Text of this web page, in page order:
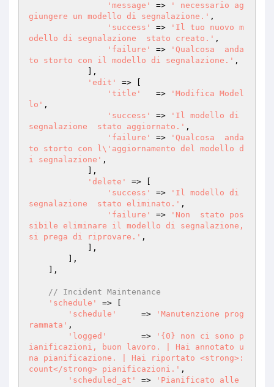
'message'
=>
' necessario ag
giungere un modello di segnalazione.' ,
'success'
=>
'Il tuo nuovo m
odello di segnalazione  stato creato.' ,
'failure'
=>
'Qualcosa  anda
to storto con il modello di segnalazione.' ,
'edit'
=> [
'title'
   =>
'Modifica Model
lo' ,
'success'
=>
'Il modello di
segnalazione  stato aggiornato.' ,
'failure'
=>
'Qualcosa  anda
to storto con l\'aggiornamento del modello d
i segnalazione' ,
'delete'
=> [
'success'
=>
'Il modello di
segnalazione  stato eliminato.' ,
'failure'
=>
'Non  stato pos
sibile eliminare il modello di segnalazione,
si prega di riprovare.' ,
// Incident Maintenance
'schedule'
=> [
'schedule'
     =>
'Manutenzione prog
rammata' ,
'logged'
       =>
'{0} non ci sono p
ianificazioni, buon lavoro. | Hai annotato u
na pianificazione. | Hai riportato <strong>:
count</strong> pianificazioni.' ,
'scheduled_at'
=>
'Pianificato alle